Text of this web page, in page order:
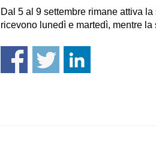
Dal 5 al 9 settembre rimane attiva
ricevono lunedì e martedì, mentre